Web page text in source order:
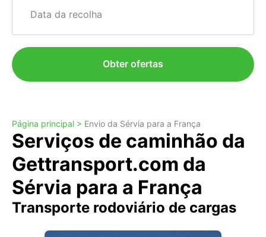
Data da recolha
Obter ofertas
Página principal > Envio da Sérvia para a França
Serviços de caminhão da
Gettransport.com da
Sérvia para a França
Transporte rodoviário de cargas